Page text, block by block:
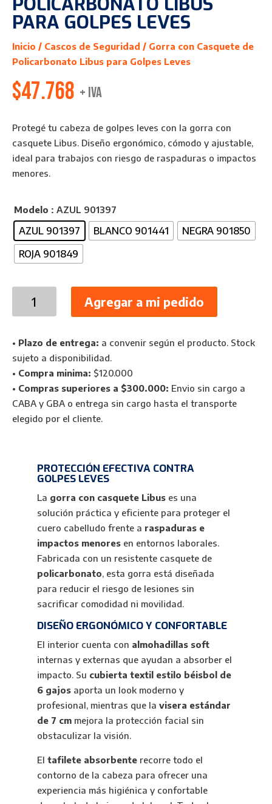
PARA GOLPES LEVES
Inicio / Cascos de Seguridad / Gorra con Casquete de
Policarbonato Libus para Golpes Leves
$47.768 + IVA
Protegé tu cabeza de golpes leves con la gorra con
casquete Libus. Diseño ergonómico, cómodo y ajustable,
ideal para trabajos con riesgo de raspaduras o impactos
menores.
Modelo : AZUL 901397
AZUL 901397 BLANCO 901441
NEGRA 901850
ROJA 901849
de
Policarbonato
Libus
para
Golpes
Leves
Agregar a mi pedido
• Plazo de entrega: a convenir según el producto. Stock
sujeto a disponibilidad.
• Compra minima: $120.000
• Compras superiores a $300.000: Envio sin cargo a
CABA y GBA o entrega sin cargo hasta el transporte
elegido por el cliente.
PROTECCIÓN EFECTIVA CONTRA
GOLPES LEVES
La gorra con casquete Libuses una
solución práctica y eficiente para proteger el
cuero cabelludo frente a raspaduras e
impactos menoresen entornos laborales.
Fabricada con un resistente casquete de
policarbonato, esta gorra está diseñada
para reducir el riesgo de lesiones sin
sacrificar comodidad ni movilidad.
DISEÑO ERGONÓMICO Y CONFORTABLE
El interior cuenta con almohadillas soft
internas y externas que ayudan a absorber el
impacto. Su cubierta textil estilo béisbol de
6 gajosaporta un look moderno y
profesional, mientras que la visera estándar
de 7 cmmejora la protección facial sin
obstaculizar la visión.
El tafilete absorbenterecorre todo el
contorno de la cabeza para ofrecer una
experiencia más higiénica y confortable